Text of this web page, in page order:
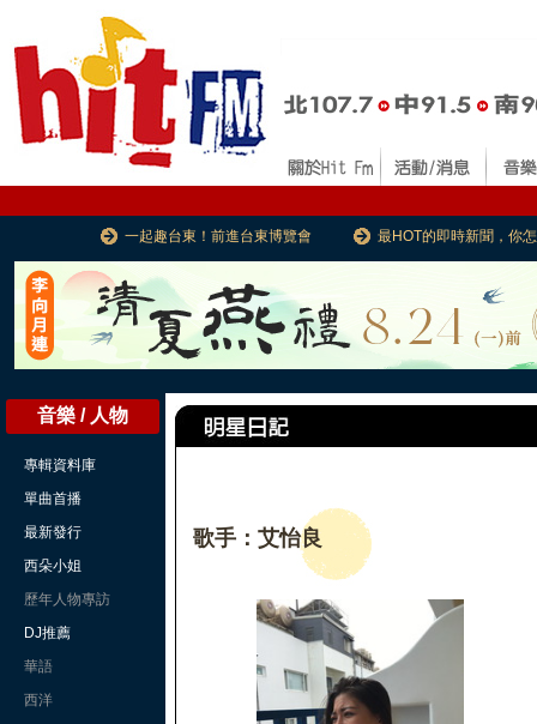
一起趣台東！前進台東博覽會 最HOT的即時新聞，你
音樂 / 人物
專輯資料庫
單曲首播
最新發行
西朵小姐
歷年人物專訪
DJ推薦
華語
西洋
歌手：艾怡良